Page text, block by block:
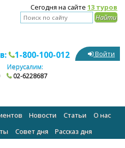
Сегодня на сайте 13 туров
1-800-100-012
Иерусалим:
02-6228687
Войти
Новости Статьи
О нас
Cовет дня Рассказ дня